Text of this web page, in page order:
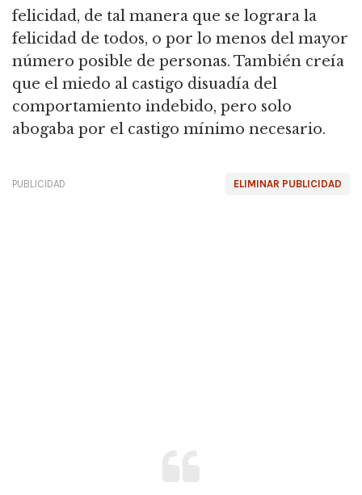
felicidad, de tal manera que se lograra la
felicidad de todos, o por lo menos del mayor
número posible de personas. También creía
que el miedo al castigo disuadía del
comportamiento indebido, pero solo
abogaba por el castigo mínimo necesario.
ELIMINAR PUBLICIDAD
PUBLICIDAD